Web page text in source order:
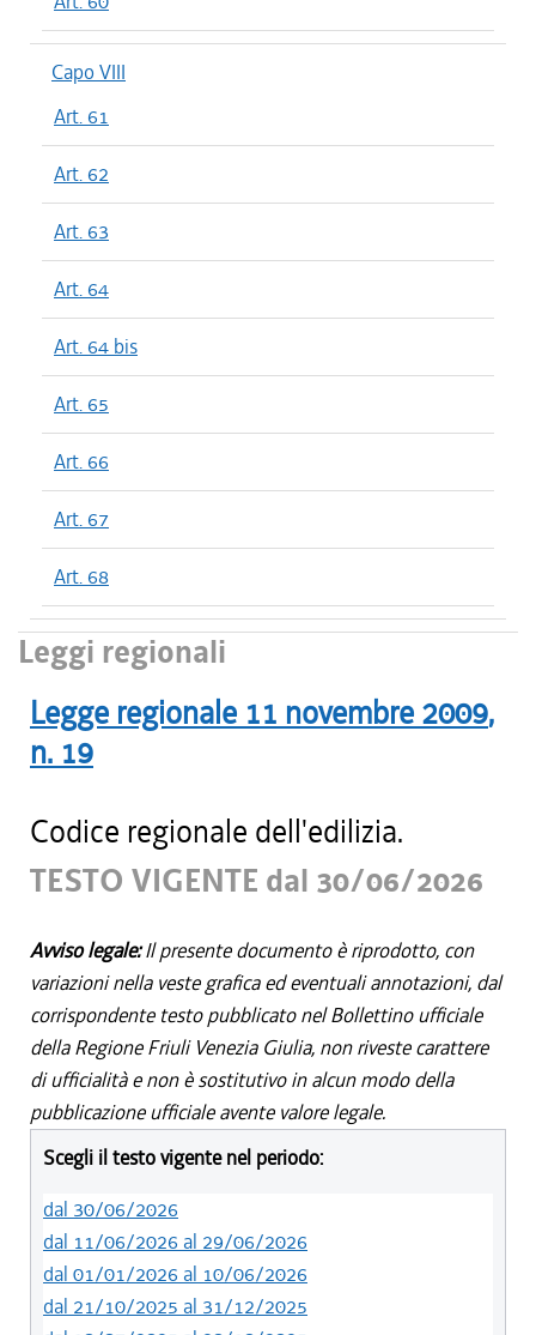
Capo VIII
Art. 61
Art. 62
Art. 63
Art. 64
Art. 64 bis
Art. 65
Art. 66
Art. 67
Art. 68
Leggi regionali
Legge regionale 11 novembre 2009,
n. 19
Codice regionale dell'edilizia.
TESTO VIGENTE dal 30/06/2026
Avviso legale:Il presente documento è riprodotto, con
variazioni nella veste grafica ed eventuali annotazioni, dal
corrispondente testo pubblicato nel Bollettino ufficiale
della Regione Friuli Venezia Giulia, non riveste carattere
di ufficialità e non è sostitutivo in alcun modo della
pubblicazione ufficiale avente valore legale.
Scegli il testo vigente nel periodo:
dal 30/06/2026
dal 11/06/2026 al 29/06/2026
dal 01/01/2026 al 10/06/2026
dal 21/10/2025 al 31/12/2025